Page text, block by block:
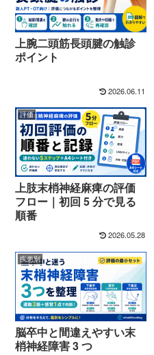
上腕二頭筋長頭腱の触診
ポイント
2026.06.11
評価
上肢末梢神経麻痺の評価
フロー｜初回 5 分で見る
順番
2026.05.28
疾患別
脳卒中と間違えやすい末
梢神経障害 3 つ